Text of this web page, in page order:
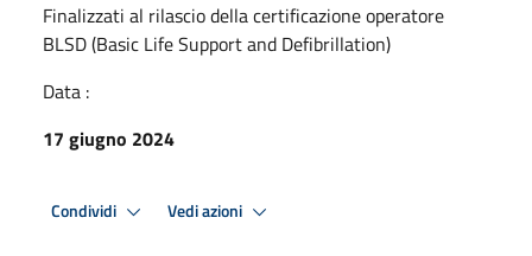
Finalizzati al rilascio della certificazione operatore
BLSD (Basic Life Support and Defibrillation)
Data :
17 giugno 2024
Condividi Vedi azioni